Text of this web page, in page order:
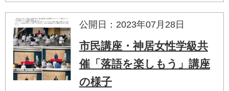
公開日：2023年07月28日
市民講座・神居女性学級共
催「落語を楽しもう」講座
の様子